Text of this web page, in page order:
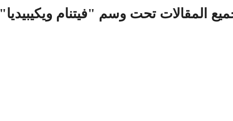
المقالات تحت وسم "فيتنام ويكيبيديا"